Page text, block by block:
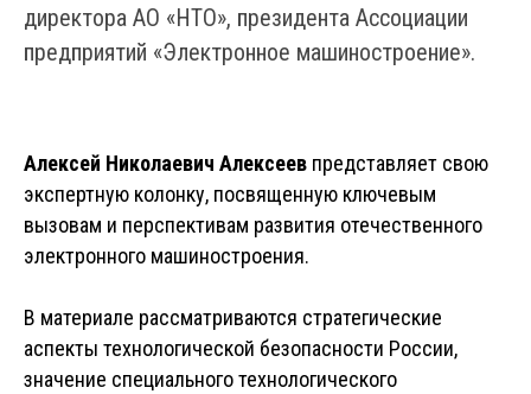
директора АО «НТО», президента Ассоциации
предприятий «Электронное машиностроение».
Алексей Николаевич Алексеев представляет свою
экспертную колонку, посвященную ключевым
вызовам и перспективам развития отечественного
электронного машиностроения.
В материале рассматриваются стратегические
аспекты технологической безопасности России,
значение специального технологического